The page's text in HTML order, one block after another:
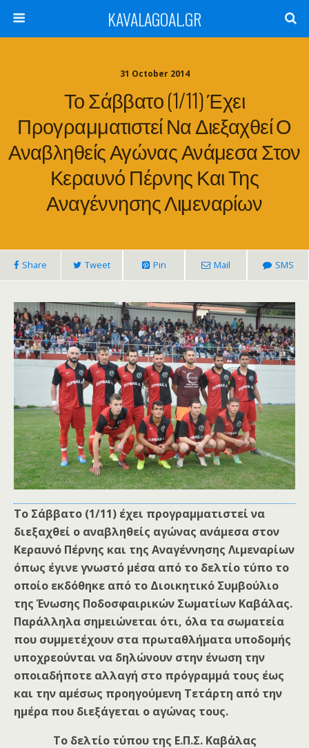
KAVALAGOAL.GR
31 October 2014
Το Σάββατο (1/11) Έχει
Προγραμματιστεί Να Διεξαχθεί Ο
Αναβληθείς Αγώνας Ανάμεσα Στον
Κεραυνό Πέρνης Και Της
Αναγέννησης Λιμεναρίων
Share Tweet Pin Mail SMS
Το Σάββατο (1/11) έχει προγραμματιστεί να
διεξαχθεί ο αναβληθείς αγώνας ανάμεσα στον
Κεραυνό Πέρνης και της Αναγέννησης Λιμεναρίων
όπως έγινε γνωστό μέσα από το δελτίο τύπο το
οποίο εκδόθηκε από το Διοικητικό Συμβούλιο
της Ένωσης Ποδοσφαιρικών Σωματίων Καβάλας.
Παράλληλα σημειώνεται ότι, όλα τα σωματεία
που συμμετέχουν στα πρωταθλήματα υποδομής
υποχρεούνται να δηλώνουν στην ένωση την
οποιαδήποτε αλλαγή στο πρόγραμμά τους έως
και την αμέσως προηγούμενη Τετάρτη από την
ημέρα που διεξάγεται ο αγώνας τους.
Το δελτίο τύπου της Ε.Π.Σ. Καβάλας